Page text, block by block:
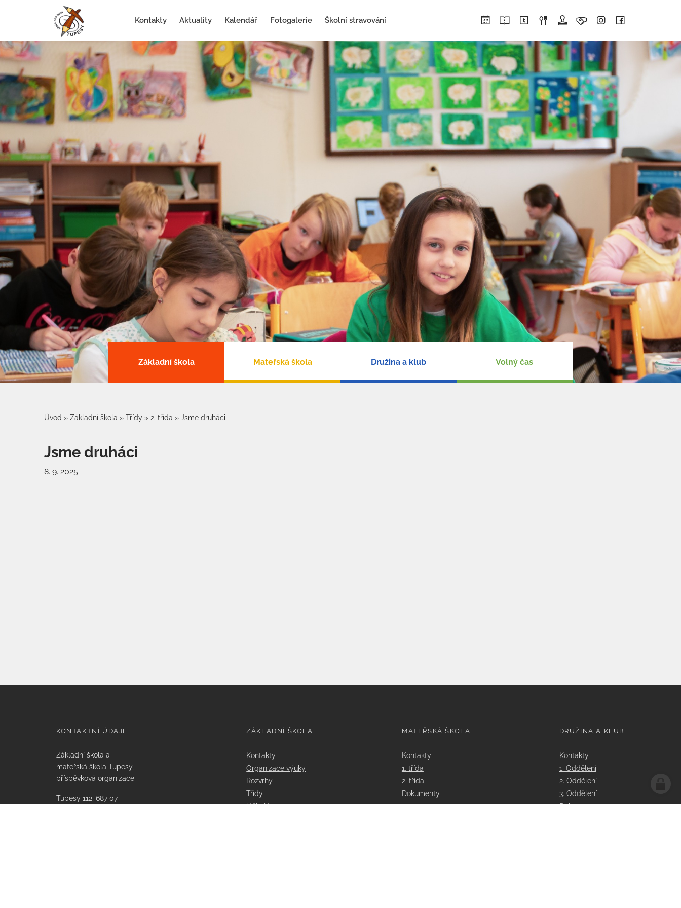
Kontakty Aktuality Kalendář Fotogalerie Školní stravování
Základní škola Mateřská škola Družina a klub Volný čas
Úvod » Základní škola » Třídy » 2. třída » Jsme druháci
Jsme druháci
8. 9. 2025
KONTAKTNÍ ÚDAJE
Základní škola a
mateřská škola Tupesy,
příspěvková organizace
Tupesy 112, 687 07
ZÁKLADNÍ ŠKOLA
Kontakty
Organizace výuky
Rozvrhy
Třídy
Učitelé
MATEŘSKÁ ŠKOLA
Kontakty
1. třída
2. třída
Dokumenty
DRUŽINA A KLUB
Kontakty
1. Oddělení
2. Oddělení
3. Oddělení
Dokumenty